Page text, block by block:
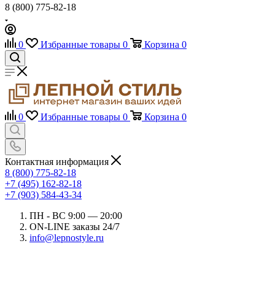
8 (800) 775-82-18
0 Избранные товары 0 Корзина 0
0 Избранные товары 0 Корзина 0
Контактная информация
8 (800) 775-82-18
+7 (495) 162-82-18
+7 (903) 584-43-34
ПН - ВС 9:00 — 20:00
ON-LINE заказы 24/7
info@lepnostyle.ru